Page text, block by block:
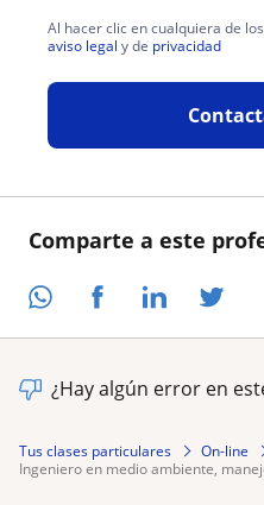
Comparte a este
Al hacer clic en cualquiera de
aviso legal y de privacidad
¿Hay algún error en
Tus clases particulares On-line
ingeniero en medio ambiente,